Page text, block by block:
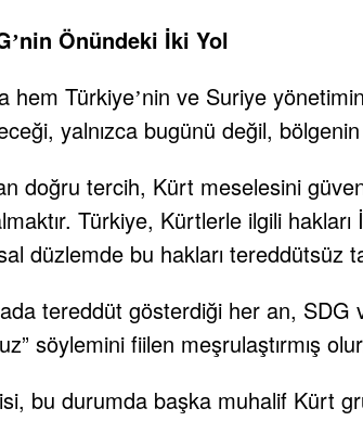
’nin Önündeki İki Yol
hem Türkiye’nin ve Suriye
yalnızca bugünü değil,
doğru tercih, Kürt meselesini
Türkiye, Kürtlerle ilgili
düzlemde bu hakları tereddütsüz
tereddüt gösterdiği her an, SDG
söylemini fiilen meşrulaştırmış
bu durumda başka muhalif Kürt